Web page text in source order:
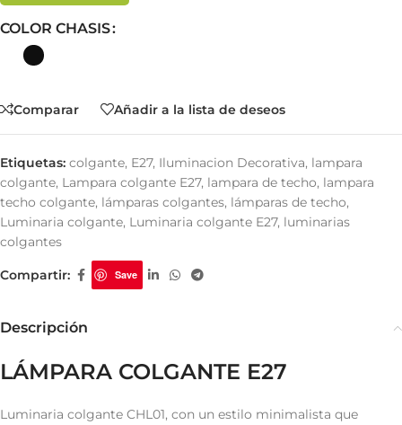
COLOR CHASIS
Comparar Añadir a la lista de deseos
Etiquetas: colgante, E27, Iluminacion Decorativa, lampara
colgante, Lampara colgante E27, lampara de techo, lampara
techo colgante, lámparas colgantes, lámparas de techo,
Luminaria colgante, Luminaria colgante E27, luminarias
colgantes
Compartir: Save
Descripción
LÁMPARA COLGANTE E27
Luminaria colgante CHL01, con un estilo minimalista que